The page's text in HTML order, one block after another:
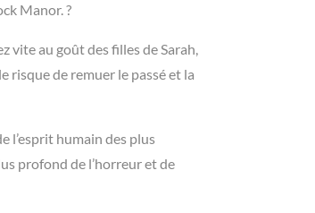
Manor. ?
vite au goût des filles de Sarah,
risque de remuer le passé et la
l’esprit humain des plus
profond de l’horreur et de